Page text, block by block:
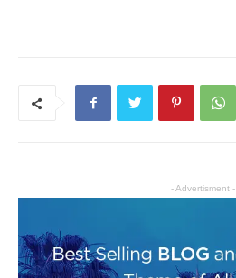
- Advertisment -